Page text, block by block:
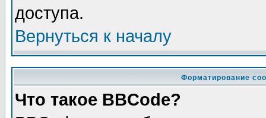
доступа.
Вернуться к началу
Форматирование
Что такое BBCode?